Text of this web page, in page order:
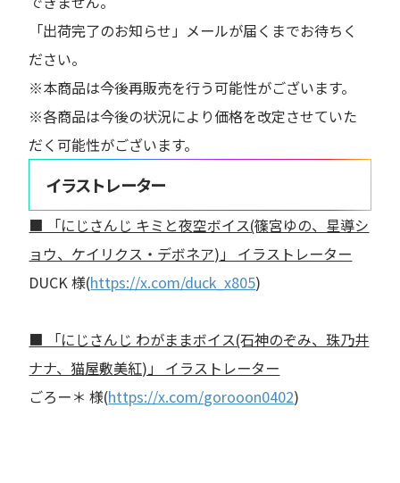
「出荷完了のお知らせ」メールが届くまでお待ちく
ださい。
※本商品は今後再販売を行う可能性がございます。
※各商品は今後の状況により価格を改定させていた
だく可能性がございます。
イラストレーター
■ 「にじさんじ キミと夜空ボイス(篠宮ゆの、星導シ
ョウ、ケイリクス・デボネア)」 イラストレーター
DUCK 様(https://x.com/duck_x805)
■ 「にじさんじ わがままボイス(石神のぞみ、珠乃井
ナナ、猫屋敷美紅)」 イラストレーター
ごろー＊ 様(https://x.com/gorooon0402)